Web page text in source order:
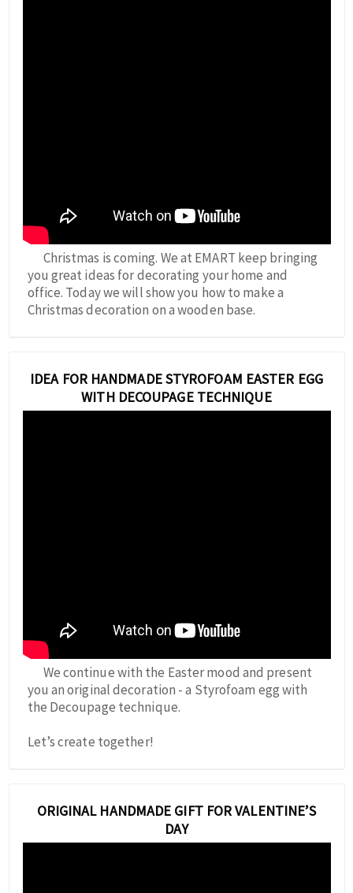
Christmas is coming. We at EMART keep bringing
you great ideas for decorating your home and
office. Today we will show you how to make a
Christmas decoration on a wooden base.
IDEA FOR HANDMADE STYROFOAM EASTER EGG
WITH DECOUPAGE TECHNIQUE
We continue with the Easter mood and present
you an original decoration - a Styrofoam egg with
the Decoupage technique.
Let’s create together!
ORIGINAL HANDMADE GIFT FOR VALENTINE’S
DAY